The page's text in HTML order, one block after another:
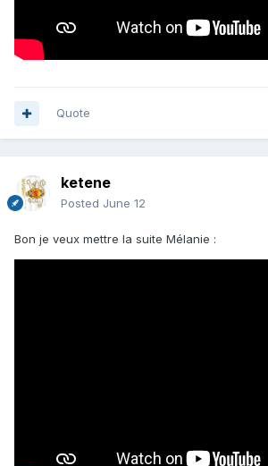
Quote
ketene
Posted June 12
Bon je veux mettre la suite Mélanie :